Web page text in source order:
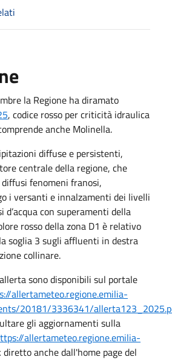
la Regione ha diramato
, codice rosso per criticità idraulica
anche Molinella.
diffuse e persistenti,
centrale della regione, che
fenomeni franosi,
i versanti e innalzamenti dei livelli
con superamenti della
rosso della zona D1 è relativo
soglia 3 sugli affluenti in destra
collinare.
sono disponibili sul portale
allertameteo.regione.emilia-
20181/3336341/
gli aggiornamenti sulla
allertameteo.regione.emilia-
anche dall'home page del